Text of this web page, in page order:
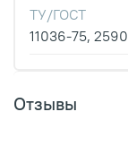
ТУ/ГОСТ
11036-75,
Отзывы